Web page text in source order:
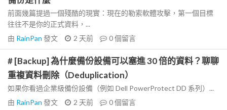
前面幾篇提過一個殘酷的現實：現在的勒索軟體攻擊，第一個目標
往往不是你的正式資料，...
由 RainPan 發文 2 天前 0個留言
# [Backup] 為什麼備份設備可以塞進 30 倍的資料？聊聊
重複資料刪除（Deduplication）
如果你看過企業級備份設備（例如 Dell PowerProtect DD 系列）...
由 RainPan 發文 2 天前 0個留言